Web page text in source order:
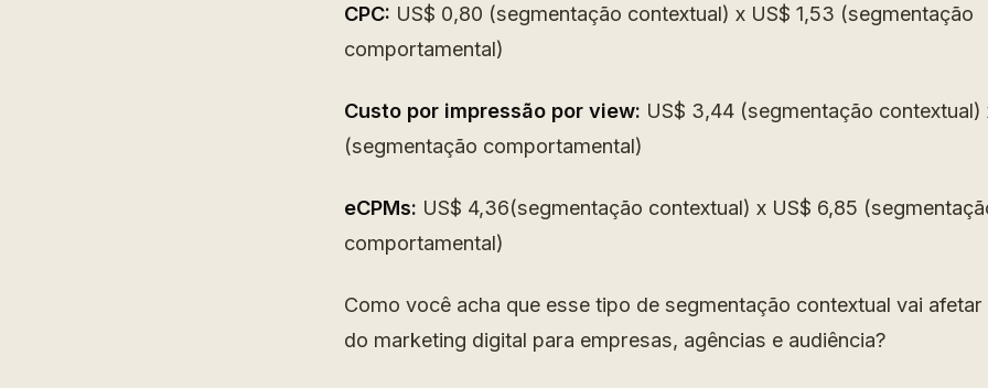
CPC: US$ 0,80 (segmentação contextual) x US$ 1,53 (segmentação
comportamental)
Custo por impressão por view: US$ 3,44 (segmentação contextual)
(segmentação comportamental)
eCPMs: US$ 4,36(segmentação contextual) x US$ 6,85
comportamental)
Como você acha que esse tipo de segmentação contextual vai afetar
do marketing digital para empresas, agências e audiência?